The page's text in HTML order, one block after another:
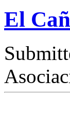
El